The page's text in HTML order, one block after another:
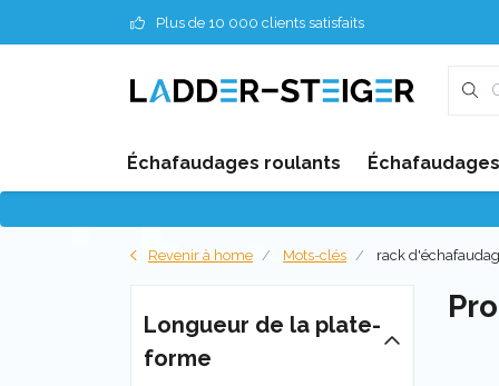
Plus de 10 000 clients satisfaits
Échafaudages roulants
Revenir à home Mots-clés rack
Longueur de la plate-
forme